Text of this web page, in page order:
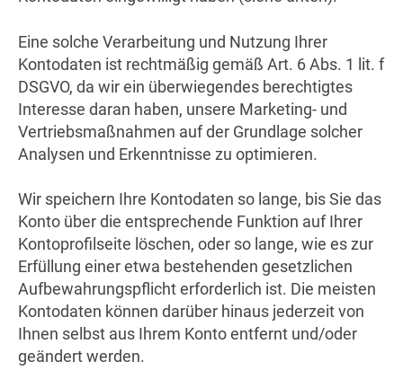
Eine solche Verarbeitung und Nutzung Ihrer
Kontodaten ist rechtmäßig gemäß Art. 6 Abs. 1 lit. f
DSGVO, da wir ein überwiegendes berechtigtes
Interesse daran haben, unsere Marketing- und
Vertriebsmaßnahmen auf der Grundlage solcher
Analysen und Erkenntnisse zu optimieren.
Wir speichern Ihre Kontodaten so lange, bis Sie das
Konto über die entsprechende Funktion auf Ihrer
Kontoprofilseite löschen, oder so lange, wie es zur
Erfüllung einer etwa bestehenden gesetzlichen
Aufbewahrungspflicht erforderlich ist. Die meisten
Kontodaten können darüber hinaus jederzeit von
Ihnen selbst aus Ihrem Konto entfernt und/oder
geändert werden.